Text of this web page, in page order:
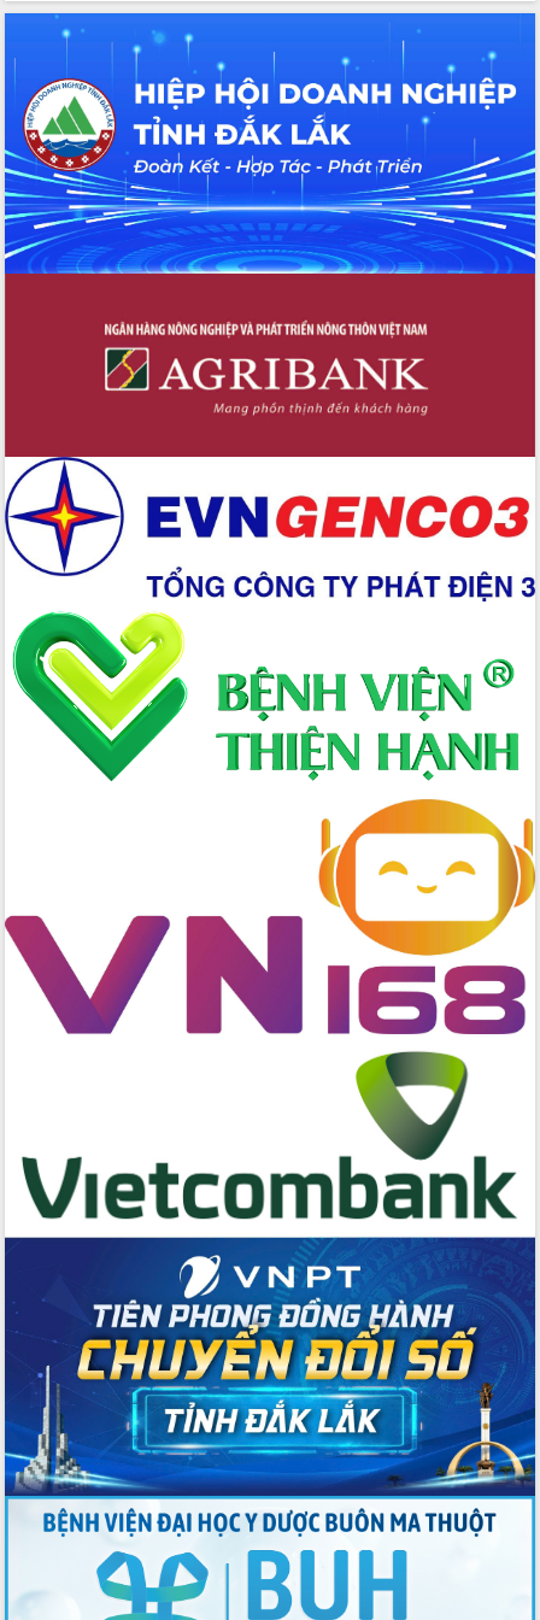
cấp xã
Đắk Lắk phát động hưởng ứng Ngày
Quyền của người tiêu dùng Việt Nam
2026
Đẩy mạnh cải cách hành chính, quyết
tâm đạt được mục tiêu tăng trưởng
hai con số trong năm 2026
Tổ chức trang trọng Lễ hội Đền thờ
Lương Văn Chánh năm 2026
Phó Bí thư Tỉnh ủy Đắk Lắk Đỗ Hữu
Huy giữ chức Bí thư Đảng ủy Ủy Ban
Bệnh án điện tử thúc đẩy chuyển đổi
số y tế tại Đắk Lắk
Chuyển đổi số thư viện: Mở rộng
không gian tri thức trong thời đại số
chức diễn tập trước ngày bầu cử
Chương trình “Gặp gỡ hữu nghị –
Friendship Meeting New Year 2026”
Bầu cử Quốc hội và HĐND: Cử tri Đắk
Lắk gửi gắm niềm tin, kỳ vọng vào lá
Đắk Lắk sẵn sàng các điều kiện cho
Ngày hội bầu cử đại biểu Quốc hội
khóa XVI và HĐND các cấp nhiệm kỳ
2026-2031
Đảm bảo cuộc bầu cử đại biểu Quốc
hội và đại biểu HĐND các cấp diễn ra
an toàn, hiệu quả, đúng quy định
Sôi nổi Hội đua ngựa truyền thống Gò
Thì Thùng mừng Xuân Bính Ngọ 2026
Lãnh đạo tỉnh dâng hương tưởng niệm
tại Đập Đồng Cam đầu Xuân Bính Ngọ
Ngành nông nghiệp phấn đấu tăng
Đắk Lắk tập trung toàn lực khắc phục
tồn tại IUU, sẵn sàng làm việc với
Đoàn thanh tra EC
Chủ tịch UBND tỉnh Tạ Anh Tuấn thăm,
chúc mừng các bệnh viện nhân Ngày
Rộn ràng lễ hội truyền thống Sông
nước Đà Nông lần thứ I năm 2026
Kỳ họp Chuyên đề lần thứ Năm, HĐND
tỉnh Đắk Lắk thông qua các nghị quyết
quan trọng
Thống nhất danh sách giới thiệu ứng
cử đại biểu Quốc hội khoá XVI và đại
biểu HĐND tỉnh Đắk Lắk, nhiệm kỳ
2026-2031
Phát động hai phong trào thi đua quan
trọng trong kỷ nguyên mới
Hội nghị lần thứ tư Ban Chỉ đạo công